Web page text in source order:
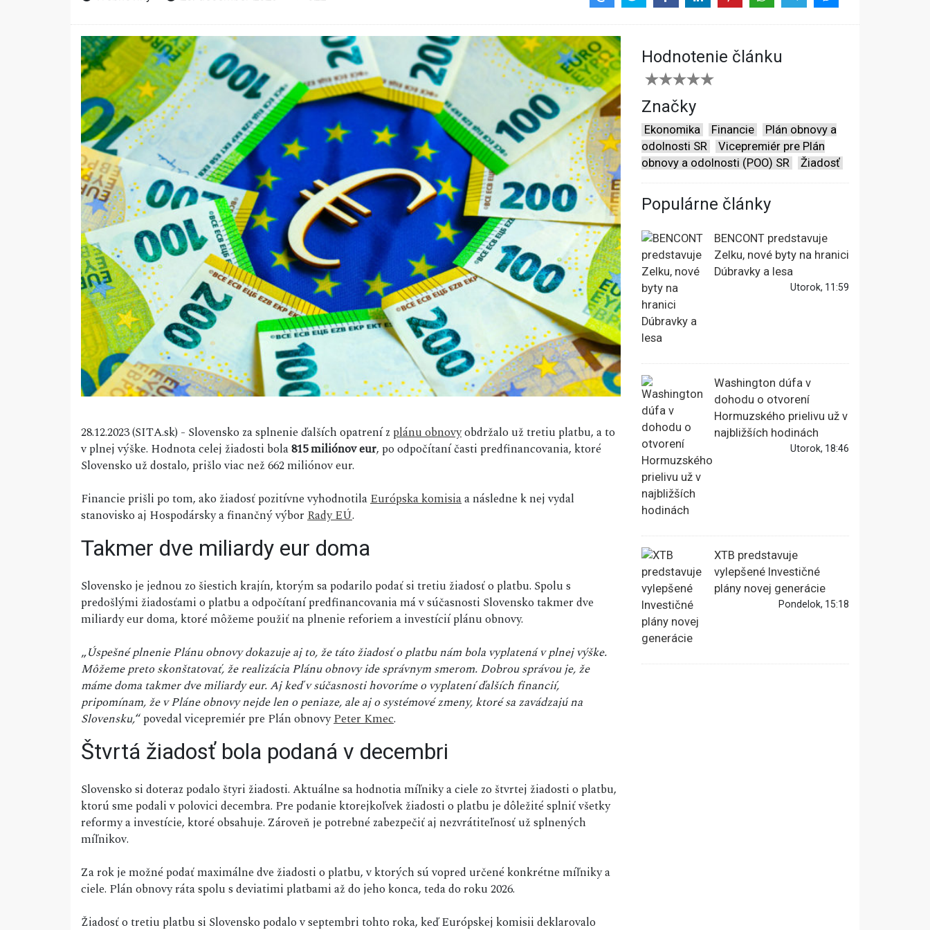
28.12.2023 (SITA.sk) - Slovensko za splnenie ďalších opatrení z plánu obnovyobdržalo už tretiu platbu, a to
v plnej výške. Hodnota celej žiadosti bola815 miliónov eur, po odpočítaní časti predfinancovania, ktoré
Slovensko už dostalo, prišlo viac než 662 miliónov eur.
Financie prišli po tom, ako žiadosť pozitívne vyhodnotilaEurópska komisiaa následne k nej vydal
stanovisko aj Hospodársky a finančný výborRady EÚ.
Takmer dve miliardy eur doma
Slovensko je jednou zo šiestich krajín, ktorým sa podarilo podať si tretiu žiadosť o platbu. Spolu s
predošlými žiadosťami o platbu a odpočítaní predfinancovania má v súčasnosti Slovensko takmer dve
miliardy eur doma, ktoré môžeme použiť na plnenie reforiem a investícií plánu obnovy.
„Úspešné plnenie Plánu obnovy dokazuje aj to, že táto žiadosť o platbu nám bola vyplatená v plnej výške.
Môžeme preto skonštatovať, že realizácia Plánu obnovy ide správnym smerom. Dobrou správou je, že
máme doma takmer dve miliardy eur. Aj keď v súčasnosti hovoríme o vyplatení ďalších financií,
pripomínam, že v Pláne obnovy nejde len o peniaze, ale aj o systémové zmeny, ktoré sa zavádzajú na
Slovensku,“ povedal vicepremiér pre Plán obnovyPeter Kmec.
Štvrtá žiadosť bola podaná v decembri
Slovensko si doteraz podalo štyri žiadosti. Aktuálne sa hodnotia míľniky a ciele zo štvrtej žiadosti o platbu,
ktorú sme podali v polovici decembra. Pre podanie ktorejkoľvek žiadosti o platbu je dôležité splniť všetky
reformy a investície, ktoré obsahuje. Zároveň je potrebné zabezpečiť aj nezvrátiteľnosť už splnených
míľnikov.
Za rok je možné podať maximálne dve žiadosti o platbu, v ktorých sú vopred určené konkrétne míľniky a
ciele. Plán obnovy ráta spolu s deviatimi platbami až do jeho konca, teda do roku 2026.
Žiadosť o tretiu platbu si Slovensko podalo v septembri tohto roka, keď Európskej komisii deklarovalo
Hodnotenie článku
Značky
Ekonomika Financie
Plán obnovy a
odolnosti SR
Vicepremiér pre Plán
obnovy a odolnosti (POO) SR
Žiadosť
Populárne články
BENCONT predstavuje
Zelku, nové byty na hranici
Dúbravky a lesa
Utorok, 11:59
Washington dúfa v
dohodu o otvorení
Hormuzského prielivu už v
najbližších hodinách
Utorok, 18:46
XTB predstavuje
vylepšené Investičné
plány novej generácie
Pondelok, 15:18